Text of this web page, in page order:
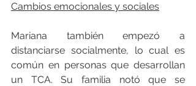
Cambios emocionales y sociales
Mariana también empezó a
distanciarse socialmente, lo cual es
común en personas que desarrollan
un TCA. Su familia notó que se